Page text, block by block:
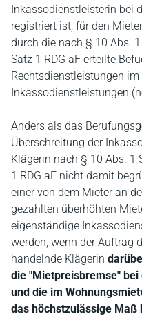
Inkassodienstleisterin bei
registriert ist, für den
durch die nach § 10 Abs.
Satz 1 RDG aF erteilte
Rechtsdienstleistungen im
Inkassodienstleistungen
Anders als das
Überschreitung der
Klägerin nach § 10 Abs. 1
1 RDG aF nicht damit
einer von dem Mieter an
gezahlten überhöhten
eigenständige
werden, wenn der Auftrag
handelnde Klägerin
die "Mietpreisbremse"
und die im
das höchstzulässige Maß